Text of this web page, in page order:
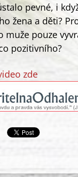
pevné, i
žena a děti?
muže pouze
pozitivního?
zde